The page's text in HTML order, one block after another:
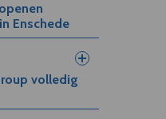
Enschede
volledig